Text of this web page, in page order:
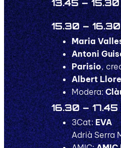
13.45 –
15.30 –
Maria
Antoni
Parisio,
Albert
Modera:
16.30 –
3Cat:EVA
Adrià Serra